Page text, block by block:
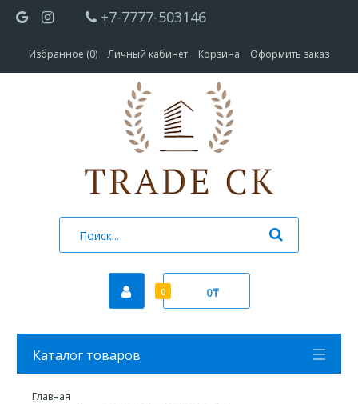
+7-7777-503146
Избранное (0) Личный кабинет Корзина Оформить заказ
0 0₸
Каталог товаров
Главная